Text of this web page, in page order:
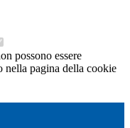
possono essere
nella pagina della cookie